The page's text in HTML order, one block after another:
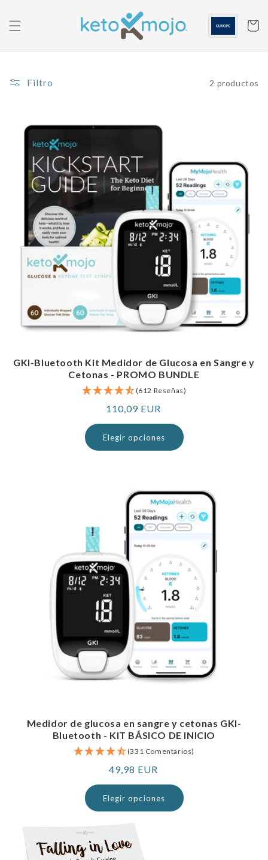
contenido
Carrito
Filtro 2 productos
GKI-Bluetooth Kit Medidor de Glucosa en Sangre y
Cetonas - PROMO BUNDLE
(612 Reseñas)
Precio
normal
110,09 EUR
Elegir opciones
Medidor de glucosa en sangre y cetonas GKI-
Bluetooth - KIT BÁSICO DE INICIO
(331 Comentarios)
Precio
normal
49,98 EUR
Elegir opciones